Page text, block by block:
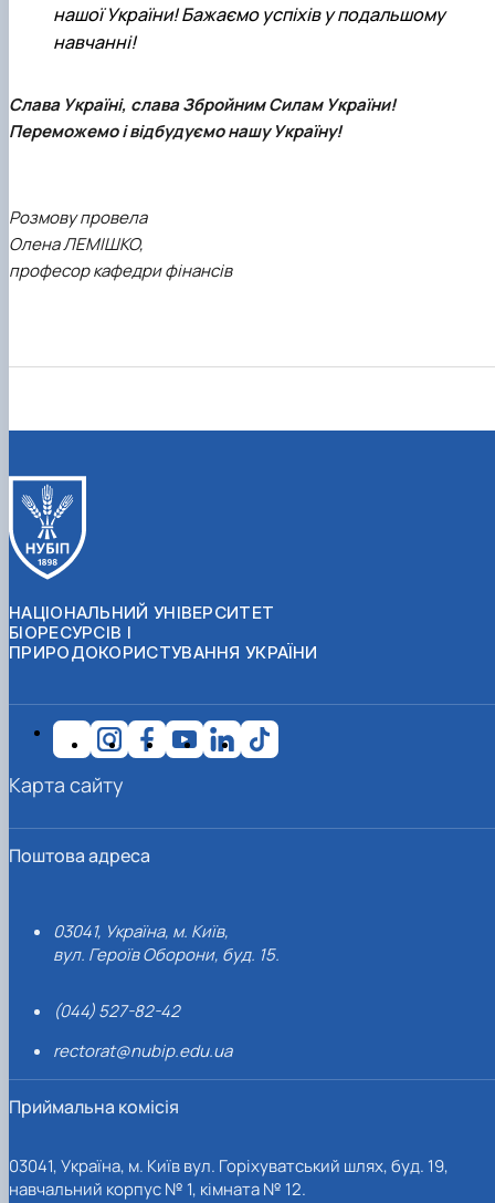
нашої України!Бажаємо успіхів у подальшому
навчанні!
Слава Україні, слава Збройним Силам України!
Переможемо і відбудуємо нашу Україну!
Розмову провела
Олена ЛЕМІШКО,
професор кафедри фінансів
НАЦІОНАЛЬНИЙ УНІВЕРСИТЕТ
БІОРЕСУРСІВ І
ПРИРОДОКОРИСТУВАННЯ УКРАЇНИ
Поштова адреса
03041, Україна, м. Київ,
вул. Героїв Оборони, буд. 15.
(044) 527-82-42
rectorat@nubip.edu.ua
Приймальна комісія
03041, Україна, м. Київ вул. Горіхуватський шлях, буд. 19,
навчальний корпус № 1, кімната № 12.
Карта сайту